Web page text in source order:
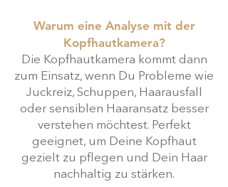
Warum eine Analyse mit der
Kopfhautkamera?
Die Kopfhautkamera kommt dann
zum Einsatz, wenn Du Probleme wie
Juckreiz, Schuppen, Haarausfall
oder sensiblen Haaransatz besser
verstehen möchtest. Perfekt
geeignet, um Deine Kopfhaut
gezielt zu pflegen und Dein Haar
nachhaltig zu stärken.